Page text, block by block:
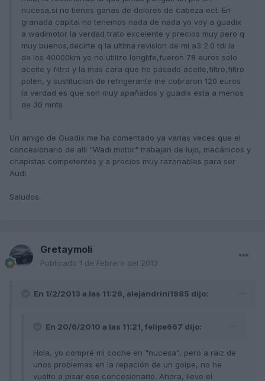
nucesa,si no tienes ganas de dolores de cabeza ect. En
granada capital no tenemos nada de nada yo voy a guadix
a wadimotor la verdad trato excelente y precios muy pero q
muy buenos,decirte q la ultima revision de mi a3 2.0 tdi la
de los 40000km yo no utilizo longlife,fueron 78 euros solo
aceite y filtro y la mas cara que he pasado aceite,filtro,filtro
polen, y sustitucion de refrigerante me cobraron 120 euros
la verdad es que son muy apañados y guadix esta a menos
de 30 mnts
Un amigo de Guadix me ha comentado ya varias veces que el
concesionario de allí "Wadi motor" trabajan de lujo, mecánicos y
chapistas competentes y a precios muy razonables para ser
Audi.
Saludos.
Gretaymoli
Publicado 1 de Febrero del 2013
En 1/2/2013 a las 11:26, alejandrini1985 dijo:
En 20/6/2010 a las 11:21, felipe667 dijo:
Hola, yo compré mi coche en "nucesa", pero a raiz de
unos problemas en la repación de un golpe, no he
vuelto a pisar ese concesionario. Ahora, llevo el